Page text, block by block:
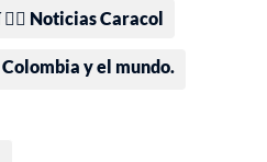
Noticias Caracol
y el mundo.